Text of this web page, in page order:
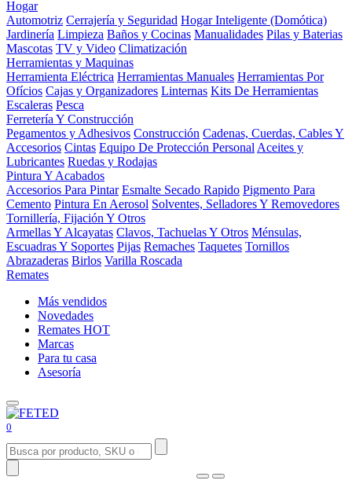
Hogar
Automotriz Cerrajería y Seguridad Hogar Inteligente (Domótica)
Jardinería Limpieza Baños y Cocinas Manualidades Pilas y Baterias
Mascotas TV y Video Climatización
Herramientas y Maquinas
Herramienta Eléctrica Herramientas Manuales Herramientas Por
Ofícios Cajas y Organizadores Linternas Kits De Herramientas
Escaleras Pesca
Ferretería Y Construcción
Pegamentos y Adhesivos Construcción Cadenas, Cuerdas, Cables Y
Accesorios Cintas Equipo De Protección Personal Aceites y
Lubricantes Ruedas y Rodajas
Pintura Y Acabados
Accesorios Para Pintar Esmalte Secado Rapido Pigmento Para
Cemento Pintura En Aerosol Solventes, Selladores Y Removedores
Tornillería, Fijación Y Otros
Armellas Y Alcayatas Clavos, Tachuelas Y Otros Ménsulas,
Escuadras Y Soportes Pijas Remaches Taquetes Tornillos
Abrazaderas Birlos Varilla Roscada
Remates
Más vendidos
Novedades
Remates HOT
Marcas
Para tu casa
Asesoría
0